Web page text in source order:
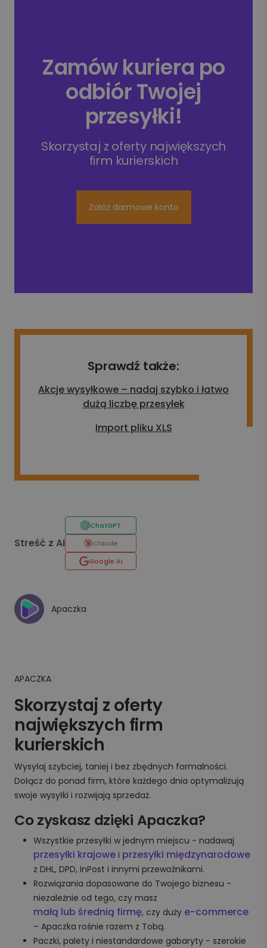
Zamów kuriera po
odbiór Twojej
przesyłki!
Skorzystaj z oferty największych
firm kurierskich
Załóż darmowe konto
Sprawdź także:
Akcje wysyłkowe – nadaj szybko i łatwo
dużą liczbę przesyłek
Import pliku XLS
Streść z AI
ChatGPT
Claude
Google AI
Apaczka
APACZKA
Skorzystaj z oferty
największych firm
kurierskich
Wysyłaj szybciej, taniej i bez zbędnych formalności.
Dołącz do ponad firm, które każdego dnia optymalizują
swoje wysyłki i rozwijają sprzedaż.
Co zyskasz dzięki Apaczka?
Wszystkie przesyłki w jednym miejscu - nadawaj
przesyłki krajowe i przesyłki międzynarodowe
z DHL, DPD, InPost i innymi przewoźnikami.
Rozwiązania dopasowane do Twojego biznesu -
niezależnie od tego, czy masz
małą lub średnią firmę, czy duży e-commerce
– Apaczka rośnie razem z Tobą.
Paczki, palety i niestandardowe gabaryty - szerokie